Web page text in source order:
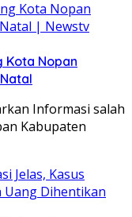
Kota Nopan
Informasi salah
Kabupaten